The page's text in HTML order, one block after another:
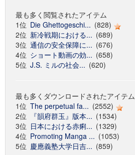
最も多く閲覧されたアイテム
1位 Die Ghettogeschi... (828)
2位 新冷戦期における... (689)
3位 通信の安全保障に... (676)
4位 ショート動画の効... (658)
5位 J.S. ミルの社会... (620)
最も多くダウンロードされたアイテム
1位 The perpetual fa... (2552)
2位
『韻府群玉』版本... (1534)
3位 日本における赤痢... (1329)
4位 Promoting Manga ... (1053)
5位 慶應義塾大学日吉... (859)